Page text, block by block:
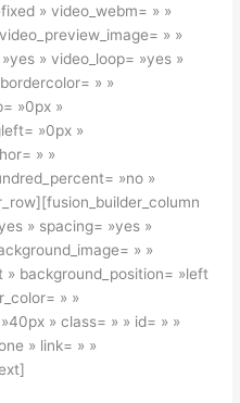
» video_webm= » »
» »
» video_loop= »yes »
» »
»0px »
»0px »
» »
»no »
» spacing= »yes »
» »
background_position= »left
» »
» class= » » id= » »
» link= » »